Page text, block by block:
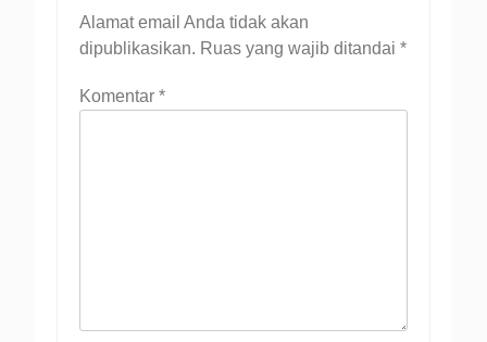
Alamat email Anda tidak akan
dipublikasikan. Ruas yang wajib ditandai *
Komentar *